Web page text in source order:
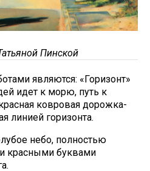
Пинской
являются: «Горизонт»
идет к морю, путь к
ковровая дорожка-
линией горизонта.
небо, полностью
красными буквами